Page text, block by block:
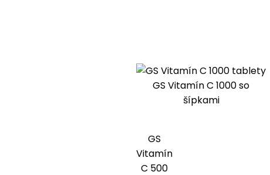
GS Vitamín C 1000 so
šípkami
GS
Vitamín
C 500